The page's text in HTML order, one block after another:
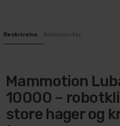
Beskrivelse Dokumenter
Mammotion
10000 –
store hager og